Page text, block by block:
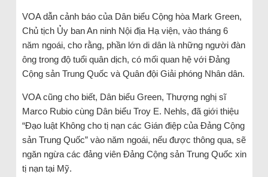
VOA dẫn cảnh báo của Dân biểu Cộng hòa Mark Green,
Chủ tịch Ủy ban An ninh Nội địa Hạ viện, vào tháng 6
năm ngoái, cho rằng, phần lớn di dân là những người đàn
ông trong độ tuổi quân dịch, có mối quan hệ với Đảng
Cộng sản Trung Quốc và Quân đội Giải phóng Nhân dân.
VOA cũng cho biết, Dân biểu Green, Thượng nghị sĩ
Marco Rubio cùng Dân biểu Troy E. Nehls, đã giới thiệu
“Đạo luật Không cho tị nạn các Gián điệp của Đảng Cộng
sản Trung Quốc” vào năm ngoái, nếu được thông qua, sẽ
ngăn ngừa các đảng viên Đảng Cộng sản Trung Quốc xin
tị nạn tại Mỹ.